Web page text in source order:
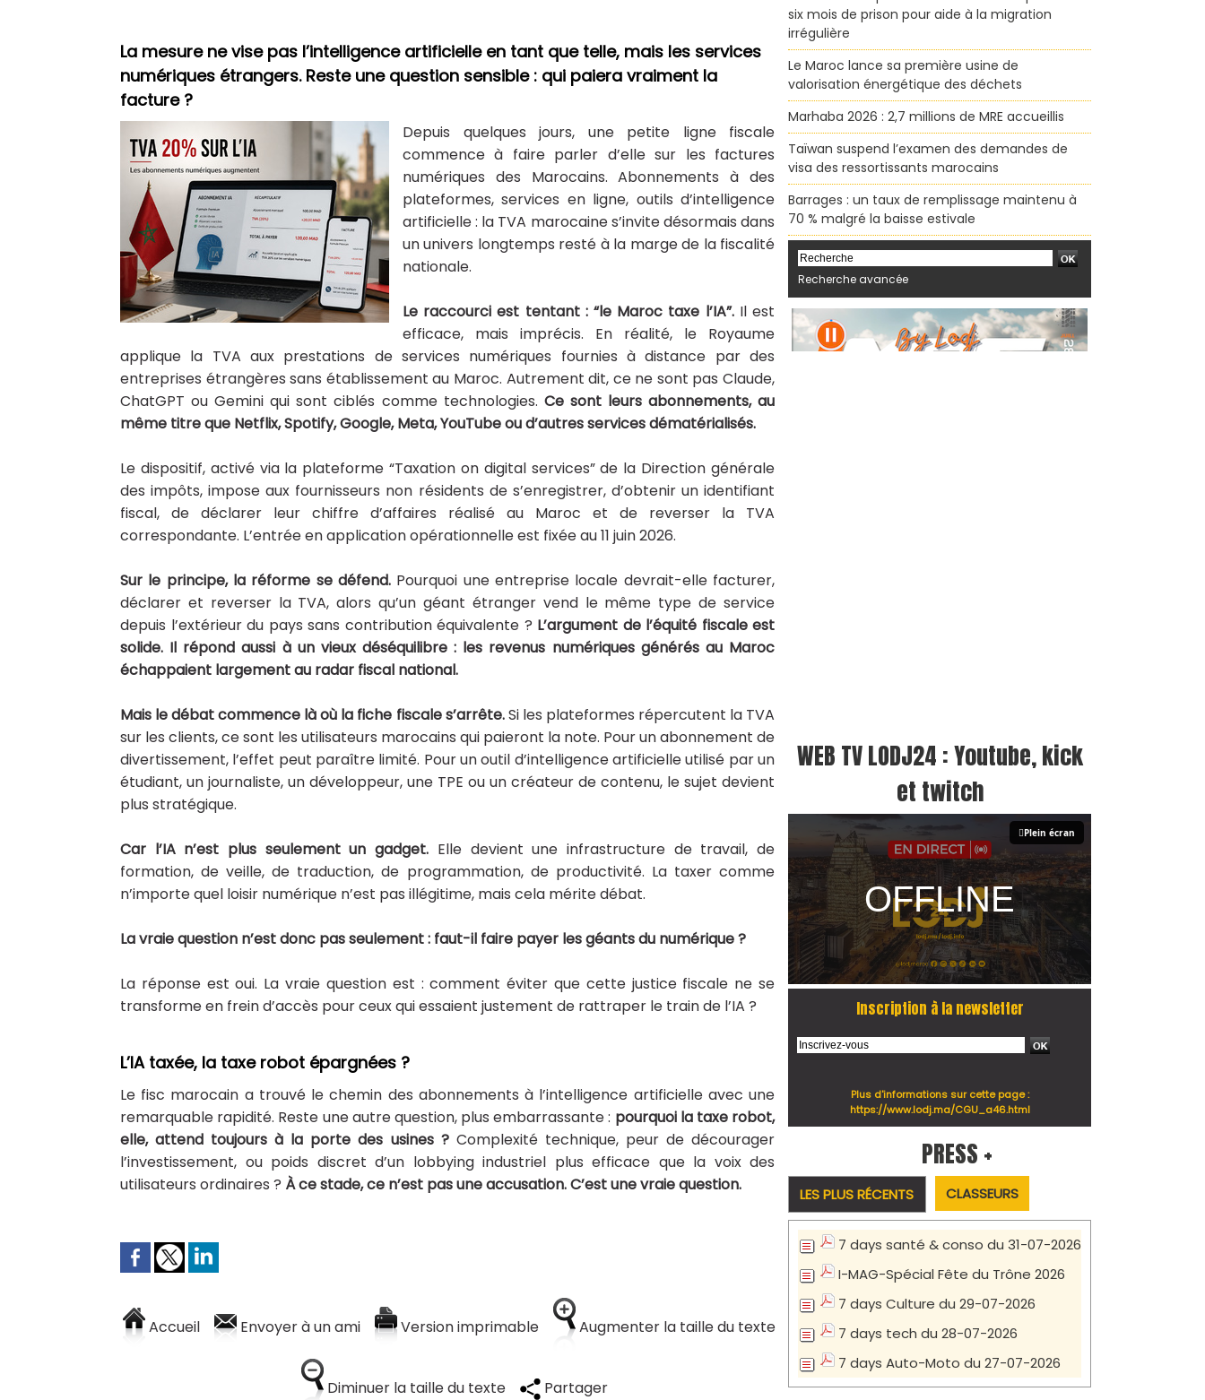
La mesure ne vise pas l’intelligence artificielle en tant que telle, mais les services
numériques étrangers. Reste une question sensible : qui paiera vraiment la
facture ?
Depuis quelques jours, une petite ligne fiscale
commence à faire parler d’elle sur les factures
numériques des Marocains. Abonnements à des
plateformes, services en ligne, outils d’intelligence
artificielle : la TVA marocaine s’invite désormais dans
un univers longtemps resté à la marge de la fiscalité
nationale.
Le raccourci est tentant : “le Maroc taxe l’IA”. Il est
efficace, mais imprécis. En réalité, le Royaume
applique la TVA aux prestations de services numériques fournies à distance par des
entreprises étrangères sans établissement au Maroc. Autrement dit, ce ne sont pas Claude,
ChatGPT ou Gemini qui sont ciblés comme technologies. Ce sont leurs abonnements, au
même titre que Netflix, Spotify, Google, Meta, YouTube ou d’autres services dématérialisés.
Le dispositif, activé via la plateforme “Taxation on digital services” de la Direction générale
des impôts, impose aux fournisseurs non résidents de s’enregistrer, d’obtenir un identifiant
fiscal, de déclarer leur chiffre d’affaires réalisé au Maroc et de reverser la TVA
correspondante. L’entrée en application opérationnelle est fixée au 11 juin 2026.
Sur le principe, la réforme se défend. Pourquoi une entreprise locale devrait-elle facturer,
déclarer et reverser la TVA, alors qu’un géant étranger vend le même type de service
depuis l’extérieur du pays sans contribution équivalente ? L’argument de l’équité fiscale est
solide. Il répond aussi à un vieux déséquilibre : les revenus numériques générés au Maroc
échappaient largement au radar fiscal national.
Mais le débat commence là où la fiche fiscale s’arrête.Si les plateformes répercutent la TVA
sur les clients, ce sont les utilisateurs marocains qui paieront la note. Pour un abonnement de
divertissement, l’effet peut paraître limité. Pour un outil d’intelligence artificielle utilisé par un
étudiant, un journaliste, un développeur, une TPE ou un créateur de contenu, le sujet devient
plus stratégique.
Car l’IA n’est plus seulement un gadget. Elle devient une infrastructure de travail, de
formation, de veille, de traduction, de programmation, de productivité. La taxer comme
n’importe quel loisir numérique n’est pas illégitime, mais cela mérite débat.
La vraie question n’est donc pas seulement : faut-il faire payer les géants du numérique ?
La réponse est oui. La vraie question est : comment éviter que cette justice fiscale ne se
transforme en frein d’accès pour ceux qui essaient justement de rattraper le train de l’IA ?
L’IA taxée, la taxe robot épargnées ?
Le fisc marocain a trouvé le chemin des abonnements à l’intelligence artificielle avec une
remarquable rapidité. Reste une autre question, plus embarrassante : pourquoi la taxe robot,
elle, attend toujours à la porte des usines ? Complexité technique, peur de décourager
l’investissement, ou poids discret d’un lobbying industriel plus efficace que la voix des
utilisateurs ordinaires ? À ce stade, ce n’est pas une accusation. C’est une vraie question.
Accueil Envoyer à un ami Version imprimable Augmenter la taille du texte
Diminuer la taille du texte Partager
six mois de prison pour aide à la migration
irrégulière
Le Maroc lance sa première usine de
valorisation énergétique des déchets
Marhaba 2026 : 2,7 millions de MRE accueillis
Taïwan suspend l’examen des demandes de
visa des ressortissants marocains
Barrages : un taux de remplissage maintenu à
70 % malgré la baisse estivale
Recherche avancée
WEB TV LODJ24 : Youtube, kick
et twitch
Plein écran
Inscription à la newsletter
Plus d'informations sur cette page :
https://www.lodj.ma/CGU_a46.html
PRESS +
LES PLUS RÉCENTS CLASSEURS
7 days santé & conso du 31-07-2026
I-MAG-Spécial Fête du Trône 2026
7 days Culture du 29-07-2026
7 days tech du 28-07-2026
7 days Auto-Moto du 27-07-2026